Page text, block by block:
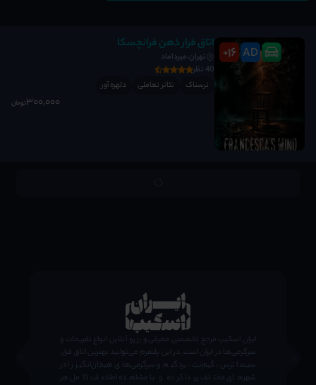
AD
16
+
اتاق فرار ذهن فرانچسکا
تهران،میرداماد
40 نظر
ترسناک
تئاتر تعاملی دلهره آور
300٬000تومان
ایران اسکیپ مرجع تخصصی معرفی و رزرو آنلاین انواع تفریحات و
سرگرمی‌ها در ایران است. در این پلتفرم می‌توانید بهترین اتاق فرار،
سینما ترس، گیم‌نت، بردگیم و سرگرمی‌های هیجان‌انگیز را در
شهرهای مختلف پیدا کرده و با مشاهده اطلاعات کامل هر